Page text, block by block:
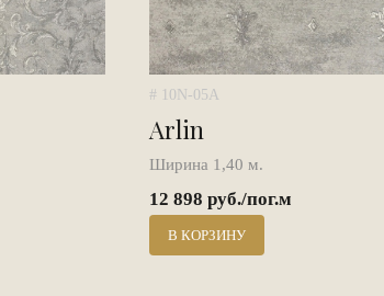
# 10N-05A
Arlin
Ширина 1,40 м.
12 898 руб./пог.м
В КОРЗИНУ